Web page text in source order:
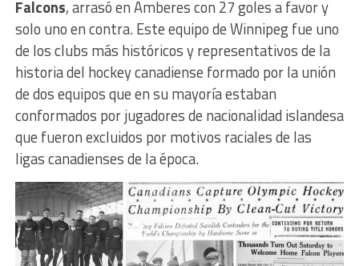
Falcons, arrasó en Amberes con 27 goles a favor y
solo uno en contra. Este equipo de Winnipeg fue uno
de los clubs más históricos y representativos de la
historia del hockey canadiense formado por la unión
de dos equipos que en su mayoría estaban
conformados por jugadores de nacionalidad islandesa
que fueron excluidos por motivos raciales de las
ligas canadienses de la época.